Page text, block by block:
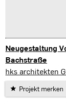
Neugestaltung
Bachstraße
Erfurt
hks architekten
Projekt merken